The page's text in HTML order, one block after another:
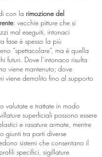
con la rimozione del
: vecchie pitture che si
mal eseguiti, intonaci
fase è spesso la più
“spettacolare”, ma è quella
futuri. Dove l’intonaco risulta
viene mantenuto; dove
viene demolito fino al supporto
valutate e trattate in modo
superficiali possono essere
e rasature armate, mentre
giunti tra parti diverse
sistemi che consentano il
specifici, sigillature